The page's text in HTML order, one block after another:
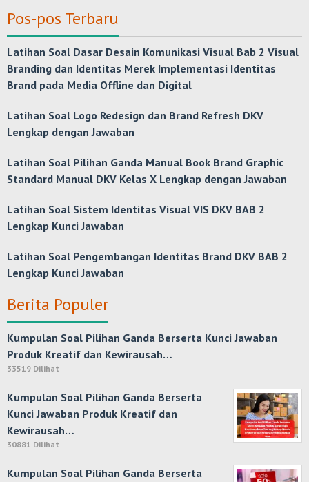
Pos-pos Terbaru
Latihan Soal Dasar Desain Komunikasi Visual Bab 2 Visual
Branding dan Identitas Merek Implementasi Identitas
Brand pada Media Offline dan Digital
Latihan Soal Logo Redesign dan Brand Refresh DKV
Lengkap dengan Jawaban
Latihan Soal Pilihan Ganda Manual Book Brand Graphic
Standard Manual DKV Kelas X Lengkap dengan Jawaban
Latihan Soal Sistem Identitas Visual VIS DKV BAB 2
Lengkap Kunci Jawaban
Latihan Soal Pengembangan Identitas Brand DKV BAB 2
Lengkap Kunci Jawaban
Berita Populer
Kumpulan Soal Pilihan Ganda Berserta Kunci Jawaban
Produk Kreatif dan Kewirausah…
33519 Dilihat
Kumpulan Soal Pilihan Ganda Berserta
Kunci Jawaban Produk Kreatif dan
Kewirausah…
30881 Dilihat
Kumpulan Soal Pilihan Ganda Berserta